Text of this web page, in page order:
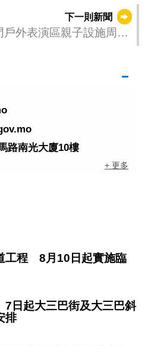
下一則新聞
戶外表演區親子設施周日
路南光大廈10樓
+ 更多
工程 8月10日起實施臨
日起大三巴街及大三巴斜
排